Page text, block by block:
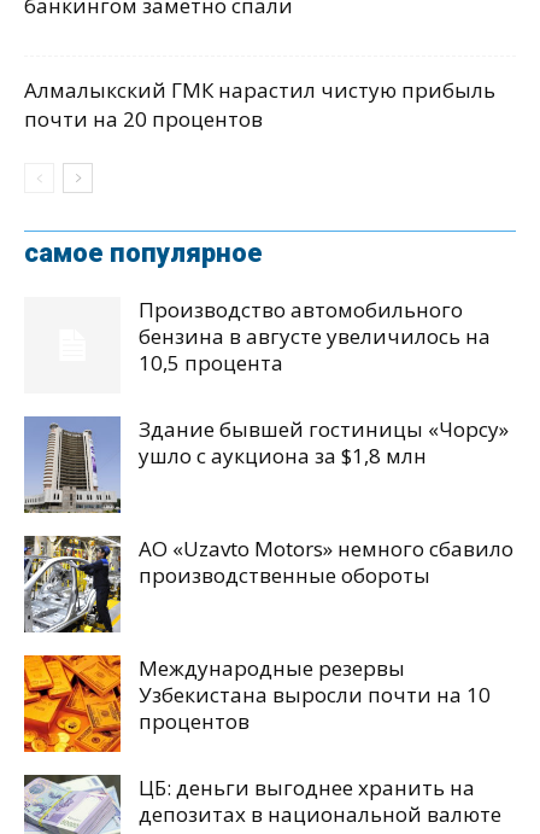
банкингом заметно спали
Алмалыкский ГМК нарастил чистую прибыль
почти на 20 процентов
самое популярное
Производство автомобильного
бензина в августе увеличилось на
10,5 процента
Здание бывшей гостиницы «Чорсу»
ушло с аукциона за $1,8 млн
АО «Uzavto Motors» немного сбавило
производственные обороты
Международные резервы
Узбекистана выросли почти на 10
процентов
ЦБ: деньги выгоднее хранить на
депозитах в национальной валюте